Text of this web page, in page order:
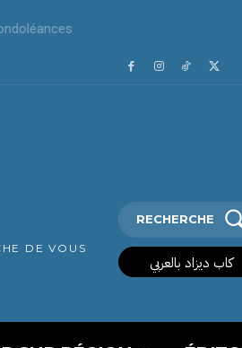
DE VOUS
RECHERCHE
كاب ديزاد بالعربي